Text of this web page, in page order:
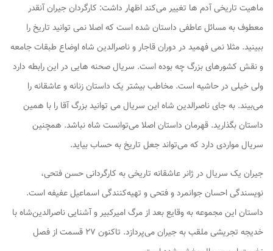
ماهیت تاریخی آدم ها تغییر می‌کند اظهار داشت: کارگردانجیرانآنقدر
معطوف به مسائل عاطفی داستان شده است که اصلا نمی توانید تاریخ را
ببینید. مثلا نمی فهمید در دوران قاجار و ناصرالدین شاه اوضاع طبقات جامعه
و نقش کشورهای بزرگ چه بوده است. سریال صحنه هایی در این رابطه دارد
ولی خیلی در حاشیه است. مخاطب بیشتر یک داستان زنانه و عاشقانه را
می‌بیند. به جای ناصرالدین شاه این سریال می توانید بزرگ آقا را با همین
داستان بگذارید. قهرمان داستان اصلا می‌توانست شاه نباشد. همچنین
سریال مواردی دارد که می‌تواند جعل تاریخ به حساب بیاید.
جیران یک سریال در ژانر عاشقانه تاریخی به کارگردانی حسن فتحی،
نویسندگی احسان جوانمرد و فتحی و تهیه‌کنندگی اسماعیل عفیفه است.
داستان این مجموعه به وقایع بعد از مرگ امیرکبیر و آشنایی ناصرالدین‌شاه با
خدیجه تجریشی ملقب به جیران می‌پردازد. تاکنون ۲۷ قسمت از فصل